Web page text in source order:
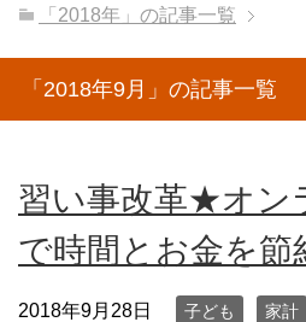
「2018年」の記事一覧
「2018年9月」の記事一覧
習い事改革★オン
で時間とお金を
2018年9月28日 子ども 家計